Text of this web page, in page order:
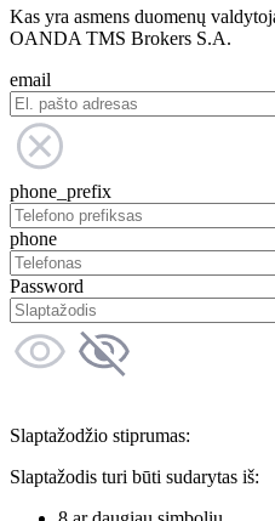
Kas yra asmens duomenų
OANDA TMS Brokers S.A.
email
phone_prefix
phone
Password
Slaptažodžio stiprumas:
Slaptažodis turi būti sudarytas iš: